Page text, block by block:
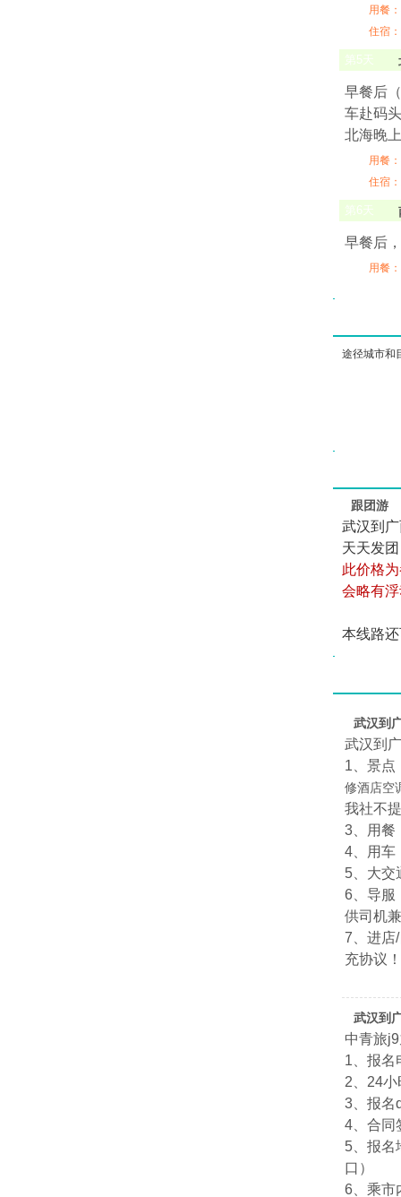
用餐：
住宿
第5天
早餐后
车赴码
北海晚
用餐：
住宿
第6天
早餐后
用餐：
途径城市和
跟团游
武汉到广
天天发
此价格
会略有
本线路
武汉到
武汉到
1、景点
修酒店空
我社不
3、用餐
4、用车
5、大交
6、导服
供司机
7、进店
充协议！
武汉到
中青旅
1、报名
2、24小
3、报名
4、合同
5、报名
口）
6、乘市